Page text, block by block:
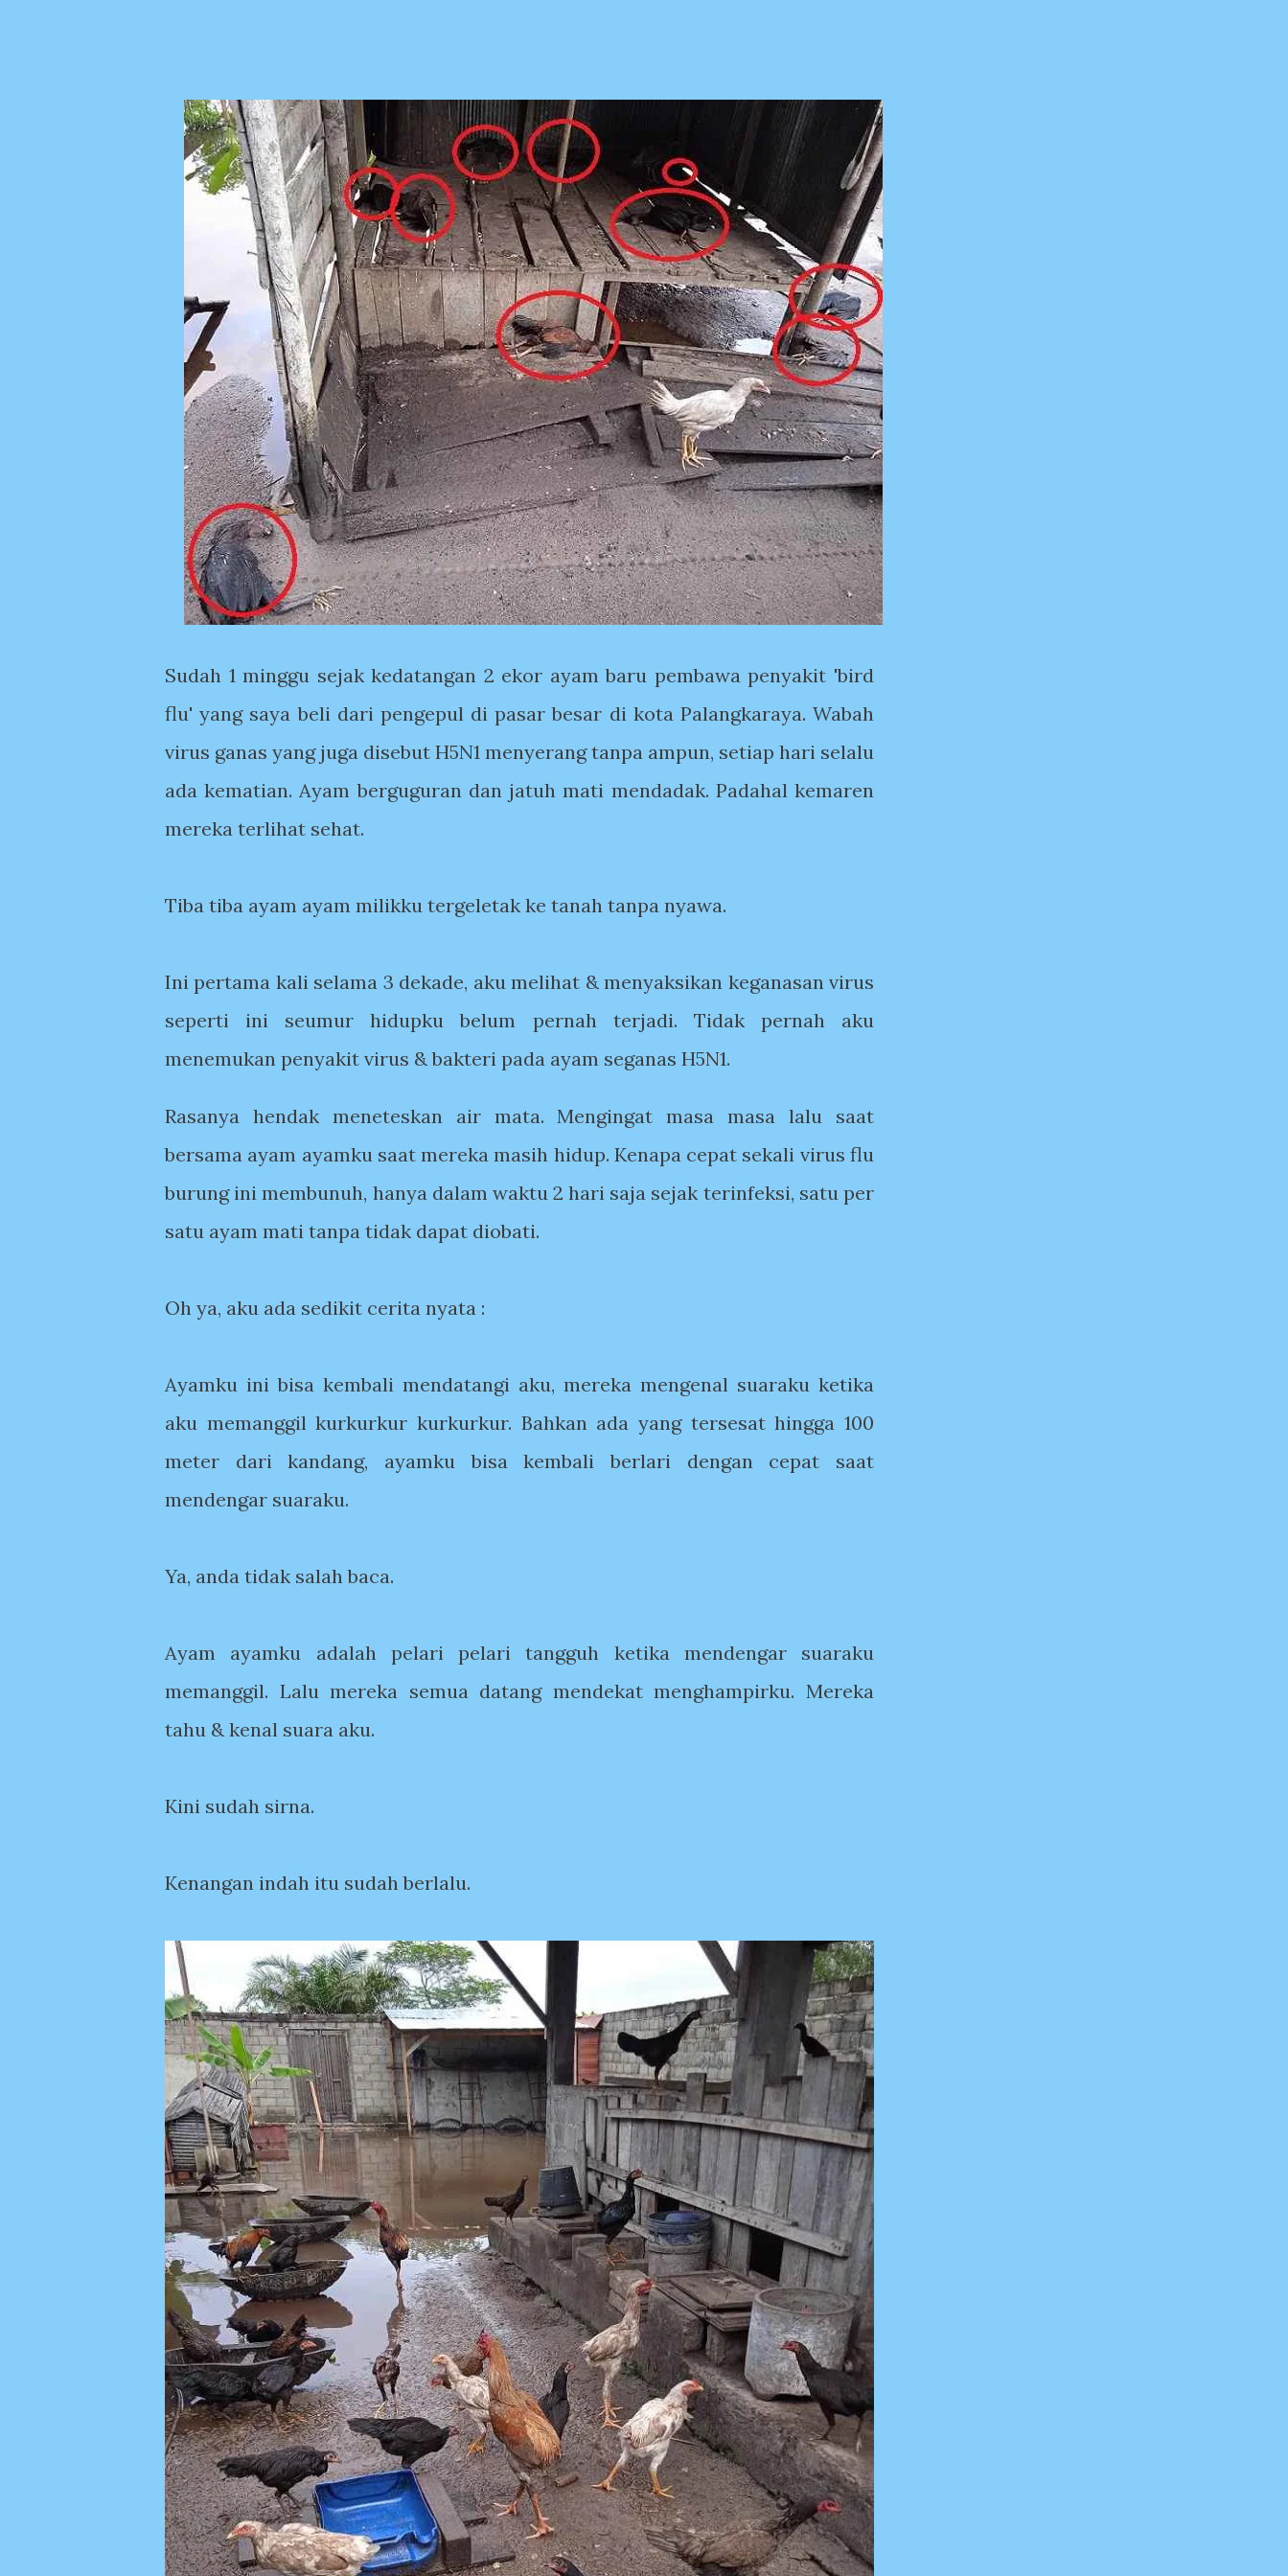
Sudah 1 minggu sejak kedatangan 2 ekor ayam baru pembawa penyakit 'bird
flu' yang saya beli dari pengepul di pasar besar di kota Palangkaraya. Wabah
virus ganas yang juga disebut H5N1 menyerang tanpa ampun, setiap hari selalu
ada kematian. Ayam berguguran dan jatuh mati mendadak. Padahal kemaren
mereka terlihat sehat.
Tiba tiba ayam ayam milikku tergeletak ke tanah tanpa nyawa.
Ini pertama kali selama 3 dekade, aku melihat & menyaksikan keganasan virus
seperti ini seumur hidupku belum pernah terjadi. Tidak pernah aku
menemukan penyakit virus & bakteri pada ayam seganas H5N1.
Rasanya hendak meneteskan air mata. Mengingat masa masa lalu saat
bersama ayam ayamku saat mereka masih hidup. Kenapa cepat sekali virus flu
burung ini membunuh, hanya dalam waktu 2 hari saja sejak terinfeksi, satu per
satu ayam mati tanpa tidak dapat diobati.
Oh ya, aku ada sedikit cerita nyata :
Ayamku ini bisa kembali mendatangi aku, mereka mengenal suaraku ketika
aku memanggil kurkurkur kurkurkur. Bahkan ada yang tersesat hingga 100
meter dari kandang, ayamku bisa kembali berlari dengan cepat saat
mendengar suaraku.
Ya, anda tidak salah baca.
Ayam ayamku adalah pelari pelari tangguh ketika mendengar suaraku
memanggil. Lalu mereka semua datang mendekat menghampirku. Mereka
tahu & kenal suara aku.
Kini sudah sirna.
Kenangan indah itu sudah berlalu.